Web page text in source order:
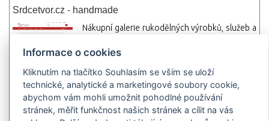
Srdcetvor.cz - handmade
Nákupní galerie rukodělných výrobků, služeb a
začít prodávat nebo jen nakupovat.
Hledej-hosting.cz - webhosting, VPS
hosting
Přehled webhostingových, multihosting a VPS
hosting programů s možností jejich
Informace o cookies
Kliknutím na tlačítko Souhlasím se vším se uloží
technické, analytické a marketingové soubory cookie,
abychom vám mohli umožnit pohodlné používání
stránek, měřit funkčnost našich stránek a cílit na vás